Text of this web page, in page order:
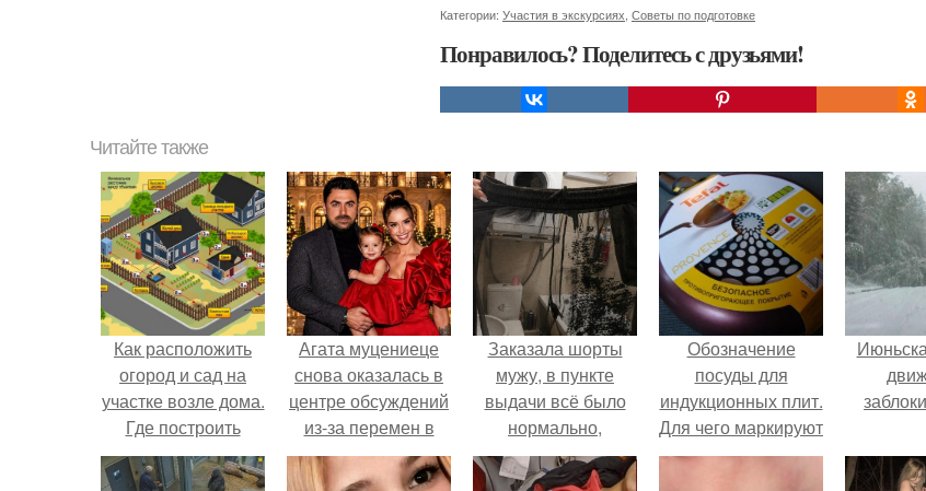
Категории: Участия в экскурсиях Советы по подготовке
Понравилось? Поделитесь с друзьями!
Читайте также
Как расположить
огород и сад на
участке возле дома.
Где построить
жилой дом
Агата муцениеце
снова оказалась в
центре обсуждений
из-за перемен в
личной жизни.
Заказала шорты
мужу, в пункте
выдачи всё было
нормально,
примерил все
хорошо, ничего не
Обозначение
посуды для
индукционных плит.
Для чего маркируют
посуду?